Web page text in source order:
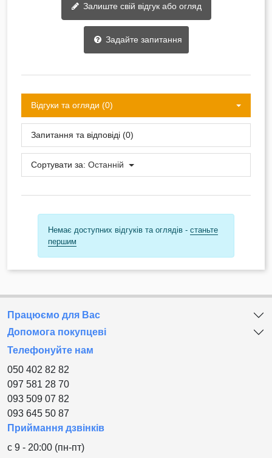
Залиште свій відгук або огляд
Задайте запитання
Відгуки та огляди (0)
Запитання та відповіді (0)
Сортувати за: Останній
Немає доступних відгуків та оглядів - станьте
першим
Працюємо для Вас
Допомога покупцеві
Телефонуйте нам
050 402 82 82
097 581 28 70
093 509 07 82
093 645 50 87
Приймання дзвінків
с 9 - 20:00 (пн-пт)